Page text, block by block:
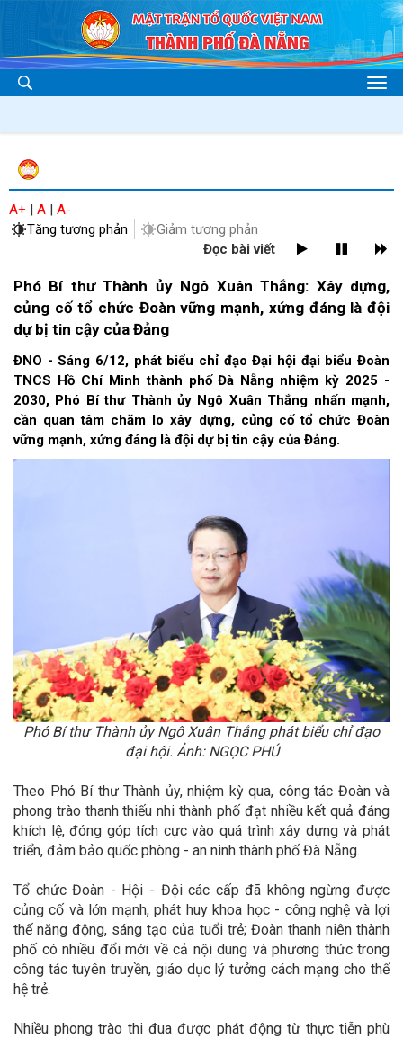
A+ | A | A-
Tăng tương phản
Giảm tương phản
Đọc bài viết
Phó Bí thư Thành ủy Ngô Xuân Thắng: Xây dựng,
củng cố tổ chức Đoàn vững mạnh, xứng đáng là đội
dự bị tin cậy của Đảng
ĐNO - Sáng 6/12, phát biểu chỉ đạo Đại hội đại biểu Đoàn
TNCS Hồ Chí Minh thành phố Đà Nẵng nhiệm kỳ 2025 -
2030, Phó Bí thư Thành ủy Ngô Xuân Thắng nhấn mạnh,
cần quan tâm chăm lo xây dựng, củng cố tổ chức Đoàn
vững mạnh, xứng đáng là đội dự bị tin cậy của Đảng.
Phó Bí thư Thành ủy Ngô Xuân Thắng phát biểu chỉ đạo
đại hội. Ảnh: NGỌC PHÚ
Theo Phó Bí thư Thành ủy, nhiệm kỳ qua, công tác Đoàn và
phong trào thanh thiếu nhi thành phố đạt nhiều kết quả đáng
khích lệ, đóng góp tích cực vào quá trình xây dựng và phát
triển, đảm bảo quốc phòng - an ninh thành phố Đà Nẵng.
Tổ chức Đoàn - Hội - Đội các cấp đã không ngừng được
củng cố và lớn mạnh, phát huy khoa học - công nghệ và lợi
thế năng động, sáng tạo của tuổi trẻ; Đoàn thanh niên thành
phố có nhiều đổi mới về cả nội dung và phương thức trong
công tác tuyên truyền, giáo dục lý tưởng cách mạng cho thế
hệ trẻ.
Nhiều phong trào thi đua được phát động từ thực tiễn phù